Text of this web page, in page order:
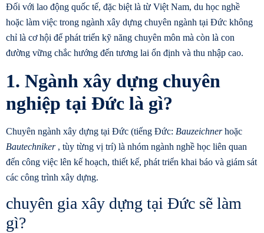
Đối với lao động quốc tế, đặc biệt là từ Việt Nam, du học nghề
hoặc làm việc trong ngành xây dựng chuyên ngành tại Đức không
chỉ là cơ hội để phát triển kỹ năng chuyên môn mà còn là con
đường vững chắc hướng đến tương lai ổn định và thu nhập cao.
1. Ngành xây dựng chuyên
nghiệp tại Đức là gì?
Chuyên ngành xây dựng tại Đức (tiếng Đức: Bauzeichnerhoặc
Bautechniker, tùy từng vị trí) là nhóm ngành nghề học liên quan
đến công việc lên kế hoạch, thiết kế, phát triển khai báo và giám sát
các công trình xây dựng.
chuyên gia xây dựng tại Đức sẽ làm
gì?